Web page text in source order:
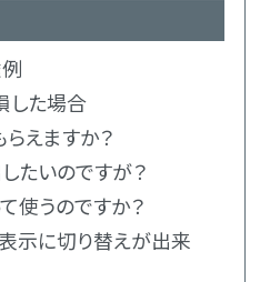
した場合
えますか？
たいのですが？
使うのですか？
示に切り替えが出来